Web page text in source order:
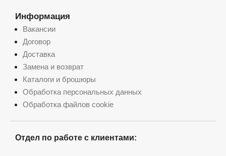
Информация
Вакансии
Договор
Доставка
Замена и возврат
Каталоги и брошюры
Обработка персональных данных
Обработка файлов cookie
Отдел по работе с клиентами: